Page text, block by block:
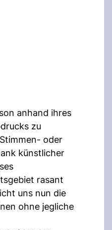
anhand ihres
zu
oder
künstlicher
rasant
uns nun die
ohne jegliche